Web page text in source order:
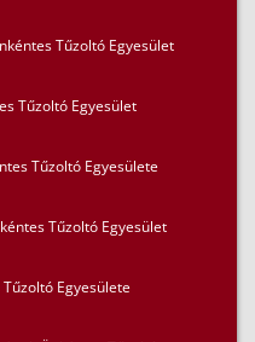
Tűzoltó Egyesület
Tűzoltó Egyesület
Tűzoltó Egyesülete
Tűzoltó Egyesület
Egyesülete